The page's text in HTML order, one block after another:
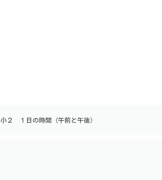
小２ １日の時間（午前と午後）